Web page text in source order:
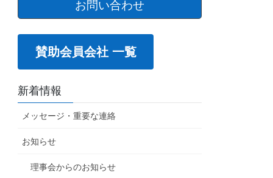
お問い合わせ
賛助会員会社 一覧
新着情報
メッセージ・重要な連絡
お知らせ
理事会からのお知らせ